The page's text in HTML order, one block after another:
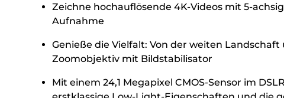
Zeichne hochauflösende 4K-Videos mit 5-
Aufnahme
Genieße die Vielfalt: Von der weiten
Zoomobjektiv mit Bildstabilisator
Mit einem 24,1 Megapixel CMOS-Sensor im